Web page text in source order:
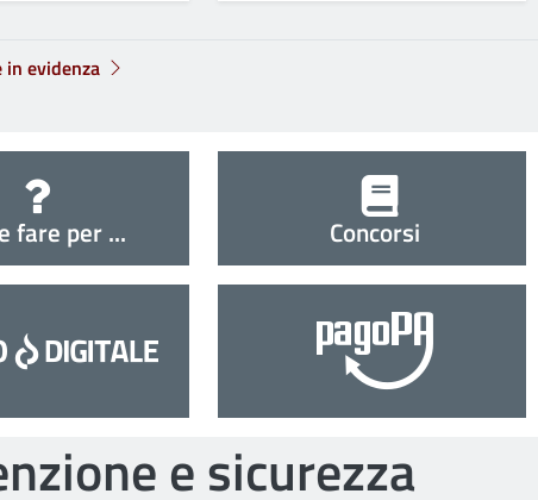
evidenza
fare per ... Concorsi
e sicurezza